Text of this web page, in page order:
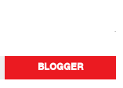
BLOGGER